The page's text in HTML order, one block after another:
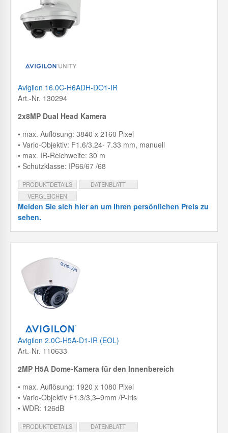
Avigilon 16.0C-H6ADH-DO1-IR
Art.-Nr. 130294
2x8MP Dual Head Kamera
• max. Auflösung: 3840 x 2160 Pixel
• Vario-Objektiv: F1.6/3.24- 7.33 mm, manuell
• max. IR-Reichweite: 30 m
• Schutzklasse: IP66/67 /68
PRODUKTDETAILS
DATENBLATT
VERGLEICHEN
Melden Sie sich hier an um Ihren persönlichen Preis zu
sehen.
Avigilon 2.0C-H5A-D1-IR (EOL)
Art.-Nr. 110633
2MP H5A Dome-Kamera für den Innenbereich
• max. Auflösung: 1920 x 1080 Pixel
• Vario-Objektiv F1.3/3,3–9mm /P-Iris
• WDR: 126dB
PRODUKTDETAILS
DATENBLATT